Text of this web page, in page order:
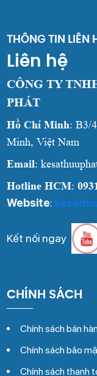
THÔNG TIN LIÊN
Liên hệ
CÔNG TY
PHÁT
Hồ Chí Minh: B3/
Minh, Việt Nam
Email:
Hotline HCM:
Website:
Kết nối ngay
CHÍNH SÁCH
Chính sách bán
Chính sách bảo
Chính sách thanh